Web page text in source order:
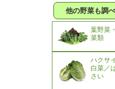
他の野菜も調
葉野菜
菜類
ハクサ
白菜／
さい